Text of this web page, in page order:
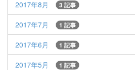
2017年8月 3 記事
2017年7月 1 記事
2017年6月 1 記事
2017年5月 1 記事